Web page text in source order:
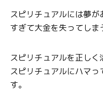
スピリチュアルには夢
すぎて大金を失ってしま
スピリチュアルを正し
スピリチュアルにハマ
す。